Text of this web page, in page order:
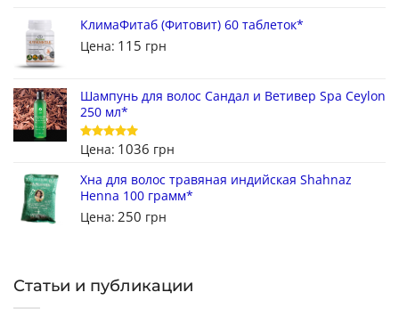
КлимаФитаб (Фитовит) 60 таблеток*
Цена: 115 грн
Шампунь для волос Сандал и Ветивер Spa Ceylon
250 мл*
Оценка 5
из 5
Цена: 1036 грн
Хна для волос травяная индийская Shahnaz
Henna 100 грамм*
Цена: 250 грн
Статьи и публикации